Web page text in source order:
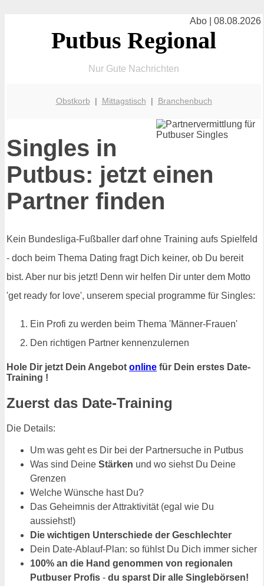
Abo | 08.08.2026
Putbus Regional
Nur Gute Nachrichten
Obstkorb | Mittagstisch | Branchenbuch
Singles in
Putbus: jetzt einen
Partner finden
Kein Bundesliga-Fußballer darf ohne Training aufs Spielfeld
- doch beim Thema Dating fragt Dich keiner, ob Du bereit
bist. Aber nur bis jetzt! Denn wir helfen Dir unter dem Motto
'get ready for love', unserem special programme für Singles:
Ein Profi zu werden beim Thema 'Männer-Frauen'
Den richtigen Partner kennenzulernen
Hole Dir jetzt Dein Angebot online für Dein erstes Date-
Training !
Zuerst das Date-Training
Die Details:
Um was geht es Dir bei der Partnersuche in Putbus
Was sind Deine Stärken und wo siehst Du Deine
Grenzen
Welche Wünsche hast Du?
Das Geheimnis der Attraktivität (egal wie Du
aussiehst!)
Die wichtigen Unterschiede der Geschlechter
Dein Date-Ablauf-Plan: so fühlst Du Dich immer sicher
100% an die Hand genommen von regionalen
Putbuser Profis - du sparst Dir alle Singlebörsen!